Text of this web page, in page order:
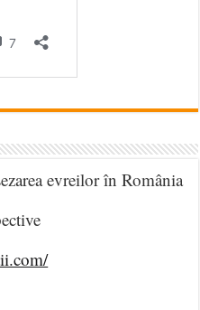
evreilor în România